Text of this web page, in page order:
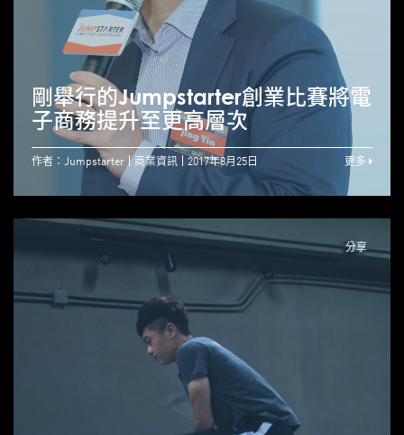
剛舉行的Jumpstarter創業比賽將電
子商務提升至更高層次
作者：Jumpstarter 商業資訊 2017年8月25日 更多
分享